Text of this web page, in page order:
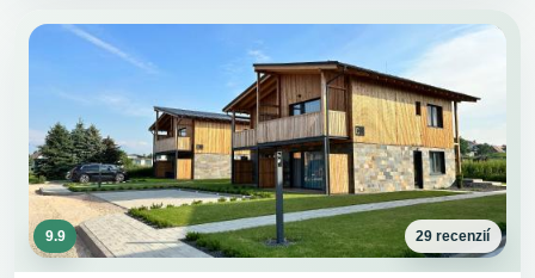
9.9 29 recenzií